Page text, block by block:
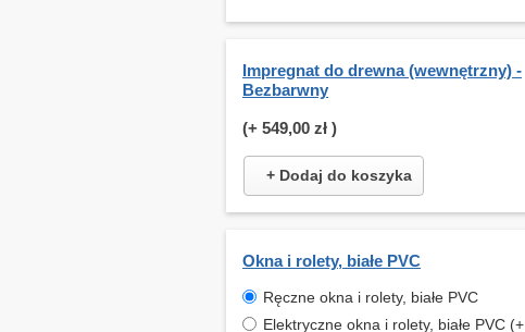
Impregnat do drewna (wewnętrzny) -
Bezbarwny
(+ 549,00 zł )
+ Dodaj do koszyka
Okna i rolety, białe PVC
Ręczne okna i rolety, białe PVC
Elektryczne okna i rolety, białe PVC (+